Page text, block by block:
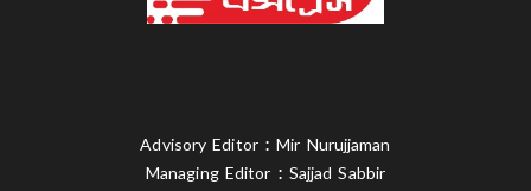
Advisory Editor : Mir Nurujjaman
Managing Editor : Sajjad Sabbir